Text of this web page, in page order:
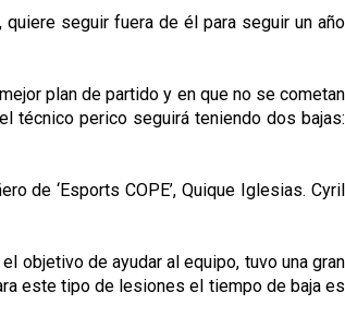
seguir fuera de él para seguir un año
plan de partido y en que no se cometan
técnico perico seguirá teniendo dos bajas:
de ‘Esports COPE’, Quique Iglesias. Cyril
objetivo de ayudar al equipo, tuvo una gran
este tipo de lesiones el tiempo de baja es